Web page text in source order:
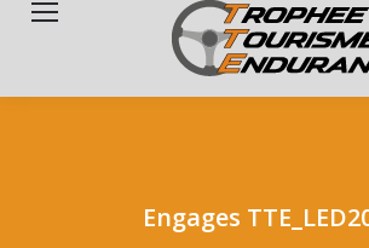
Engages